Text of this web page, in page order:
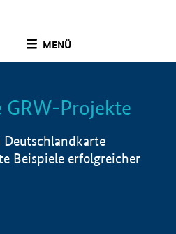
MENÜ
Info
GRW-Projekte
Beispiele erfolgreicher